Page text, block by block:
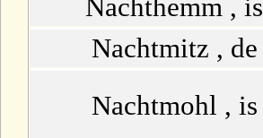
G
H
Nachthemm , is
Nachtmitz , de
Nachtmohl , is